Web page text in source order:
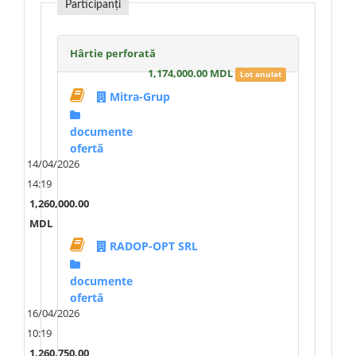
Participanți
Hârtie perforată
1,174,000.00 MDL Lot anulat
Mitra-Grup
documente
ofertă
14/04/2026
14:19
1,260,000.00
MDL
RADOP-OPT SRL
documente
ofertă
16/04/2026
10:19
1,260,750.00